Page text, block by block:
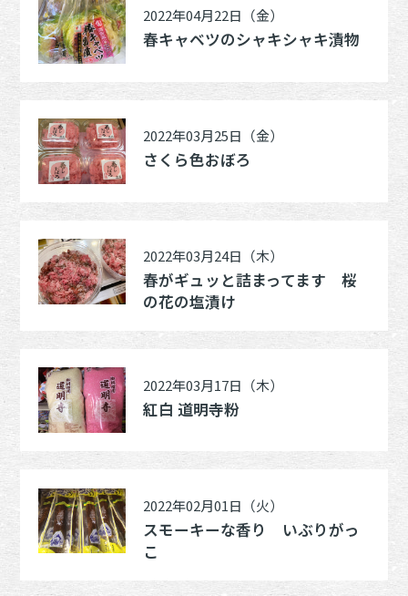
2022年04月22日（金）
春キャベツのシャキシャキ漬物
2022年03月25日（金）
さくら色おぼろ
2022年03月24日（木）
春がギュッと詰まってます 桜
の花の塩漬け
2022年03月17日（木）
紅白 道明寺粉
2022年02月01日（火）
スモーキーな香り いぶりがっ
こ